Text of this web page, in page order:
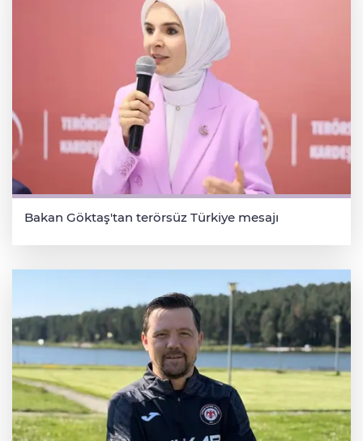
Bakan Göktaş'tan terörsüz Türkiye mesajı